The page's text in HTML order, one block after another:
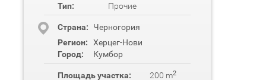
Тип:
Прочие
Cтрана:
Черногория
Регион:
Херцег-Нови
Город:
Кумбор
Площадь участка: 200 m2